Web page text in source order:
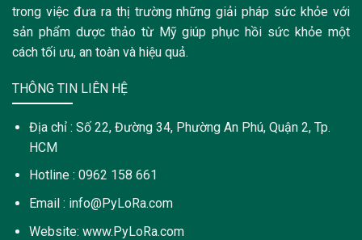
trong việc đưa ra thị trường những giải pháp sức khỏe với
sản phẩm dược thảo từ Mỹ giúp phục hồi sức khỏe một
cách tối ưu, an toàn và hiệu quả.
THÔNG TIN LIÊN HỆ
Địa chỉ : Số 22, Đường 34, Phường An Phú, Quận 2, Tp.
HCM
Hotline : 0962 158 661
Email : info@PyLoRa.com
Website: www.PyLoRa.com